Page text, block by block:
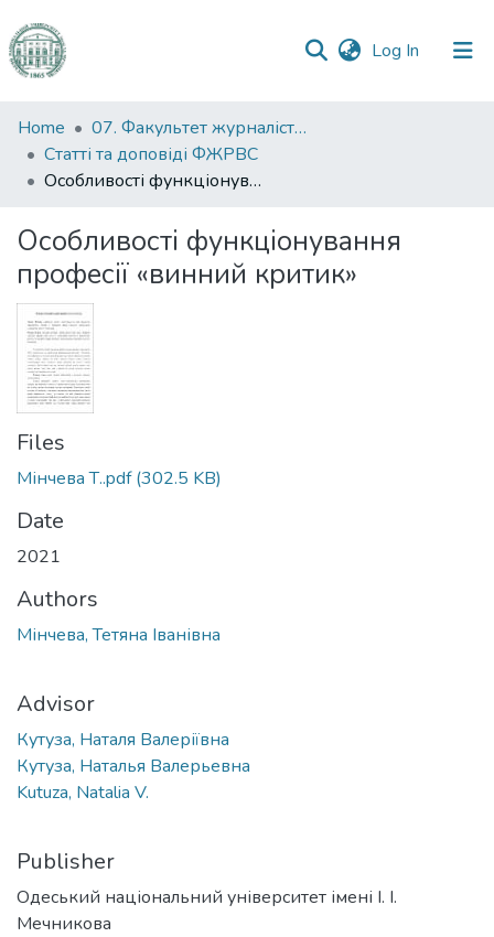
Log In (current)
Communities
&
Collections
Statistics
Home
07. Факультет журналістики, реклами та видавничої справи
Статті та доповіді ФЖРВС
Особливості функціонування професії «винний критик»
Особливості функціонування
професії «винний критик»
Files
Мінчева Т..pdf(302.5 KB)
Date
2021
Authors
Мінчева, Тетяна Іванівна
Advisor
Кутуза, Наталя Валеріївна
Кутуза, Наталья Валерьевна
Kutuza, Natalia V.
Publisher
Одеський національний університет імені І. І.
Мечникова